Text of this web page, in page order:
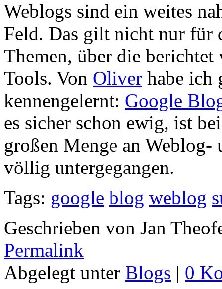
Weblogs sind ein weites
Feld. Das gilt nicht nur für
Themen, über die
Tools. Von Oliver habe ich
kennengelernt: Google
es sicher schon ewig, ist
großen Menge an
völlig untergegangen.
Tags: google blog weblog
Geschrieben von Jan
Permalink
Abgelegt unter Blogs | 0